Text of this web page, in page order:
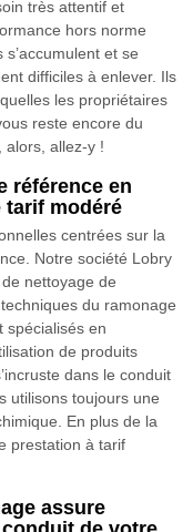
très attentif et
hors norme
et se
difficiles à enlever. Ils
les propriétaires
reste encore du
alors, allez-y !
référence en
tarif modéré
centrées sur la
Notre société Lobry
nettoyage de
du ramonage
spécialisés en
de produits
dans le conduit
utilisons toujours une
En plus de la
prestation à tarif
assure